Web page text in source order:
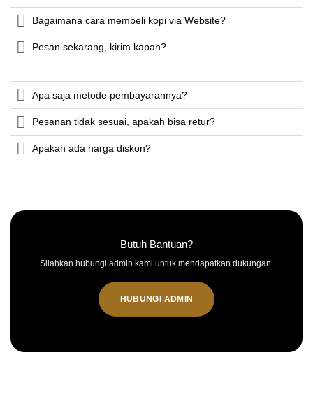
Bagaimana cara membeli kopi via Website?
Pesan sekarang, kirim kapan?
Apa saja metode pembayarannya?
Pesanan tidak sesuai, apakah bisa retur?
Apakah ada harga diskon?
Butuh Bantuan?
Silahkan hubungi admin kami untuk mendapatkan dukungan.
HUBUNGI ADMIN